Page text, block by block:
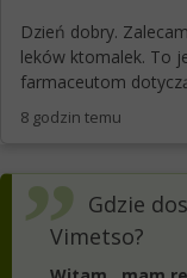
Dzień dobry.
leków ktomalek. To
farmaceutom
8 godzin temu
Gdzie
Vimetso?